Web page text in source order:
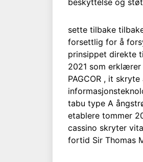
beskyttelse og
sette tilbake
forsettlig for å
prinsippet direkte
2021 som erklærer
PAGCOR , it
tabu type A
etablere tommer
cassino skryter
fortid Sir Thomas